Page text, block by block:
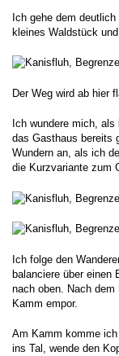
Ich gehe dem
kleines Waldstück
Der Weg wird ab hier
Ich wundere mich,
das Gasthaus bereits
Wundern an, als ich
die Kurzvariante zum
Ich folge den
balanciere über einen
nach oben. Nach
Kamm empor.
Am Kamm komme
ins Tal, wende den